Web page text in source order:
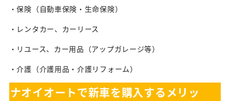
・保険（自動車保険・生命保険）
・レンタカー、カーリース
・リユース、カー用品（アップガレージ等）
・介護（介護用品・介護リフォーム）
ナオイオートで新車を購入するメリッ